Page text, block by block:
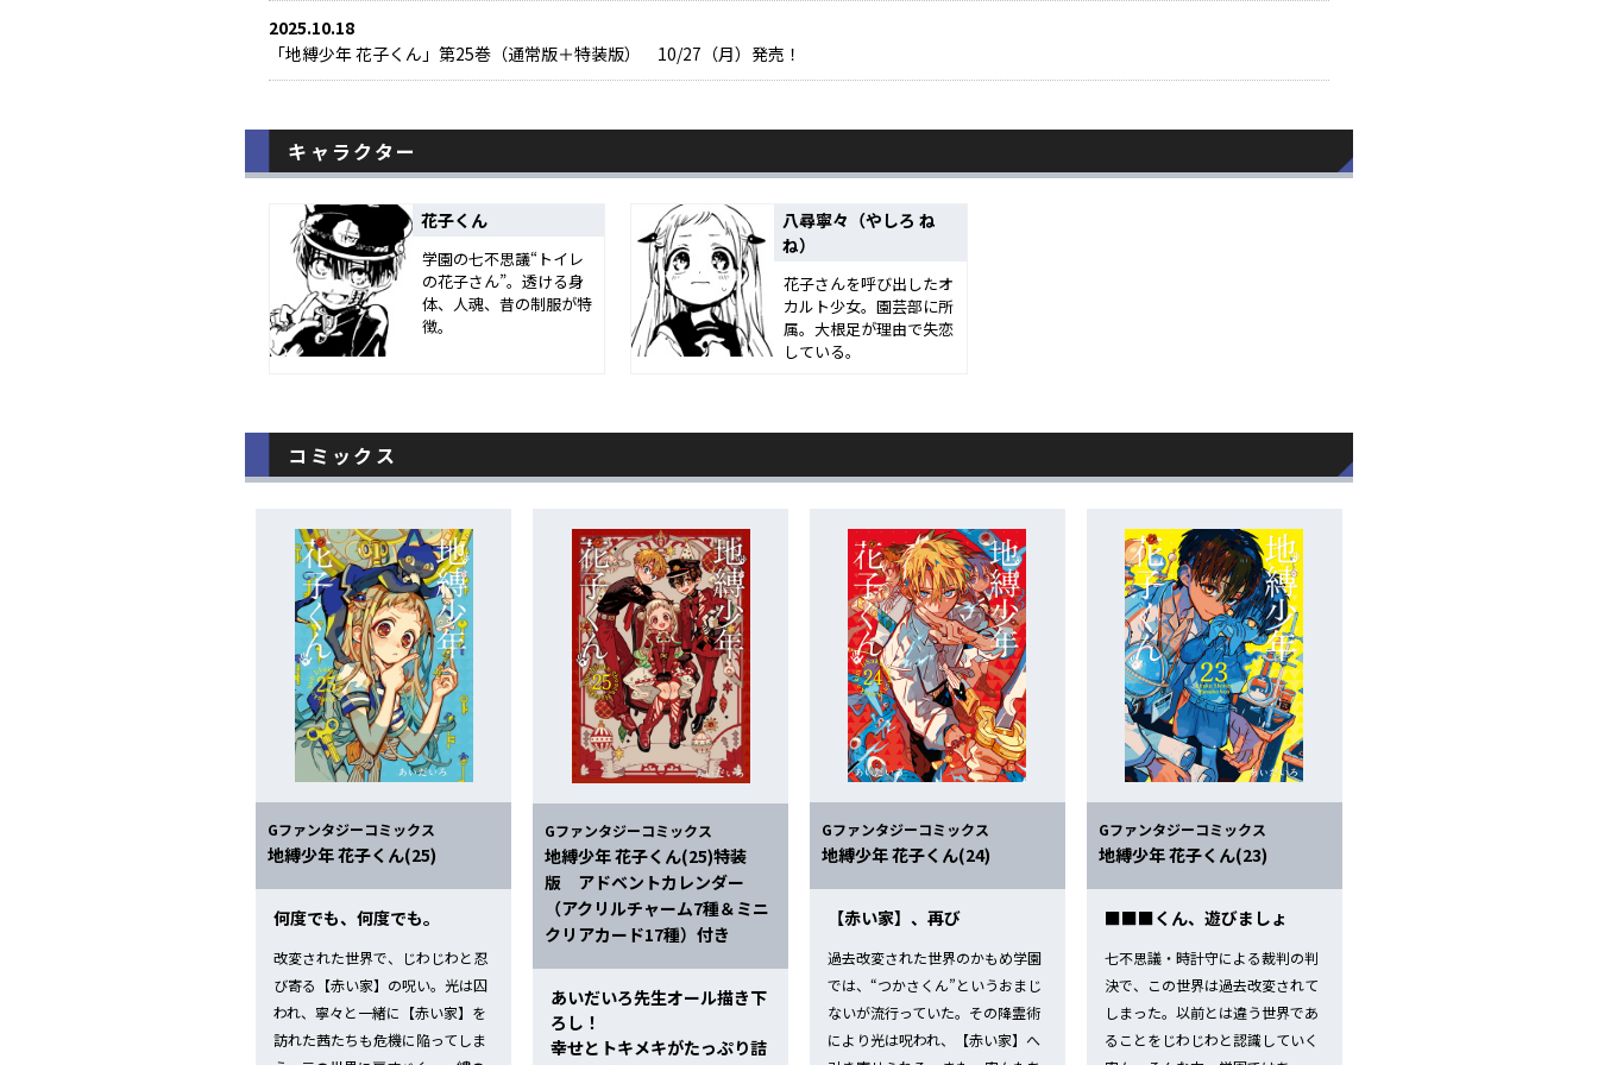
2025.10.18
「地縛少年 花子くん」第25巻（通常版＋特装版） 10/27（月）発売！
「地縛少年 花子くん」第24巻 6/26（木）発売記念フェア開催！！
「地縛少年 花子くん」第24巻 6/26（木）発売！
2024.12.18
「地縛少年 花子くん」第23巻 12/27（金）発売記念フェア開催！！
2024.12.18
2024.07.18
「地縛少年 花子くん」第22巻 7/26（金）発売記念フェア開催！！
「地縛少年 花子くん」第22巻 7/26（金）発売！
2024.02.17
「地縛少年花子くん」21巻＆「放課後少年花子くん」2巻、 2/27（火）発売記念フェア開催！！
2024.02.17
「地縛少年花子くん」21巻＆「放課後少年花子くん」2巻 2/27（火）発売！
2023.08.18
GFC『地縛少年 花子くん』20巻（通常版＋特装版） 8/25（金）発売記念フェア開催！！
2023.08.18
GFC「地縛少年花子くん」20巻 8/25（金）発売！
2023.02.17
GFC『地縛少年 花子くん』19巻 2/27（月）発売記念フェア開催！！
2023.02.17
GFC「地縛少年花子くん」19巻 2/27（月）発売！
キャラクター
花子くん
学園の七不思議“トイレ
の花子さん”。透ける身
体、人魂、昔の制服が特
徴。
八尋寧々（やしろ ね
ね）
花子さんを呼び出したオ
カルト少女。園芸部に所
属。大根足が理由で失恋
している。
コミックス
Gファンタジーコミックス
地縛少年 花子くん(25)
何度でも、何度でも。
改変された世界で、じわじわと忍
び寄る【赤い家】の呪い。光は囚
われ、寧々と一緒に【赤い家】を
訪れた茜たちも危機に陥ってしま
Gファンタジーコミックス
地縛少年 花子くん(25)特装
版 アドベントカレンダー
（アクリルチャーム7種＆ミニ
クリアカード17種）付き
あいだいろ先生オール描き下
ろし！
幸せとトキメキがたっぷり詰
Gファンタジーコミックス
地縛少年 花子くん(24)
【赤い家】、再び
過去改変された世界のかもめ学園
では、“つかさくん”というおまじ
ないが流行っていた。その降霊術
により光は呪われ、【赤い家】へ
Gファンタジーコミックス
地縛少年 花子くん(23)
■■■くん、遊びましょ
七不思議・時計守による裁判の判
決で、この世界は過去改変されて
しまった。以前とは違う世界であ
ることをじわじわと認識していく